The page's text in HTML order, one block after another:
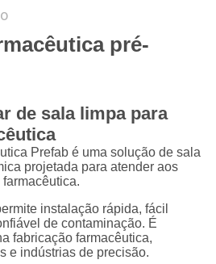
pré-
de sala limpa para
Prefab é uma solução de sala
projetada para atender aos
instalação rápida, fácil
de contaminação. É
fabricação farmacêutica,
e indústrias de precisão.